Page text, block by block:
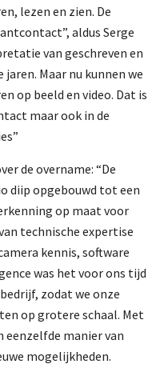
lezen en zien. De
aldus Serge
van geschreven en
Maar nu kunnen we
op beeld en video. Dat is
maar ook in de
de overname: “De
diip opgebouwd tot een
op maat voor
technische expertise
kennis, software
was het voor ons tijd
zodat we onze
op grotere schaal. Met
eenzelfde manier van
mogelijkheden.